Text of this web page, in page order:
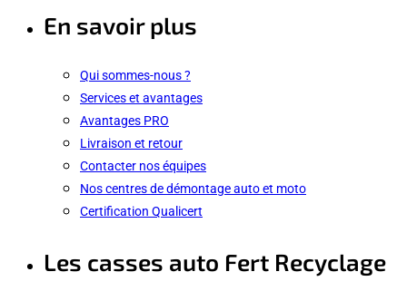
En savoir plus
Qui sommes-nous ?
Services et avantages
Avantages PRO
Livraison et retour
Contacter nos équipes
Nos centres de démontage auto et moto
Certification Qualicert
Les casses auto Fert Recyclage